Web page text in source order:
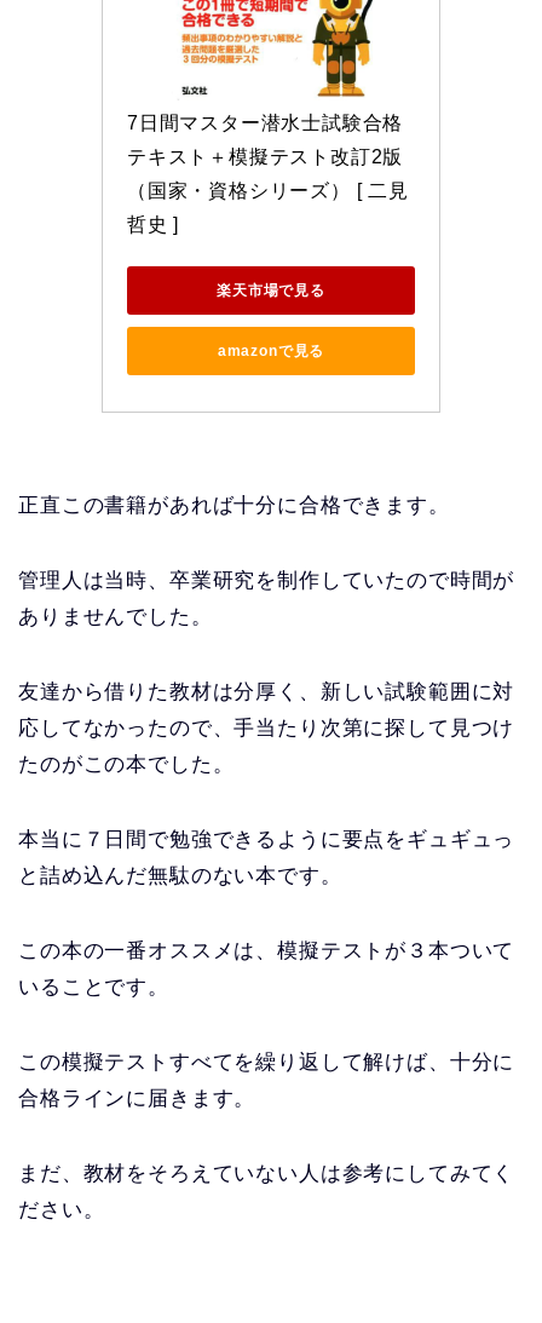
7日間マスター潜水士試験合格
テキスト＋模擬テスト改訂2版
（国家・資格シリーズ） [ 二見
哲史 ]
楽天市場で見る
amazonで見る
正直この書籍があれば十分に合格できます。
管理人は当時、卒業研究を制作していたので時間が
ありませんでした。
友達から借りた教材は分厚く、新しい試験範囲に対
応してなかったので、手当たり次第に探して見つけ
たのがこの本でした。
本当に７日間で勉強できるように要点をギュギュっ
と詰め込んだ無駄のない本です。
この本の一番オススメは、模擬テストが３本ついて
いることです。
この模擬テストすべてを繰り返して解けば、十分に
合格ラインに届きます。
まだ、教材をそろえていない人は参考にしてみてく
ださい。